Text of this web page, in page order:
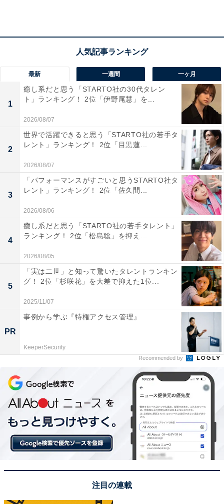
ター＆コーラス)、橘柊生さん（DJ＆キーボード）、泉
大智さん（ドラム）からなる4人組バンド。2021年には
『NHK紅白歌合戦』に初出場を果たし、シンガーソング
ライターのあいみょんが作詞作曲を手掛けた楽曲『猫』
を演奏し、話題を集めました。
2位：福山雅治
View this post on Instagram
最新 一週間 一ヶ月
1
癒し系だと思う「STARTO社の30代タレン
ト」ランキング！ 2位「伊野尾慧」を...
2026/08/07
2
世界で活躍できると思う「STARTO社の若手タ
レント」ランキング！ 2位「目黒蓮...
2026/08/07
3
「パフォーマンスがすごいと思うSTARTO社タ
レント」ランキング！ 2位「佐久間...
2026/08/06
4
癒し系だと思う「STARTO社の若手タレント」
ランキング！ 2位「松島聡」を抑え...
2026/08/05
5
「実は二世」と知って驚いたタレントランキン
グ！ 2位「杉咲花」を大差で抑えた1位...
2025/11/07
PR
事例から学ぶ『特権アクセス管理』
KeeperSecurity
Recommended by
注目の連載